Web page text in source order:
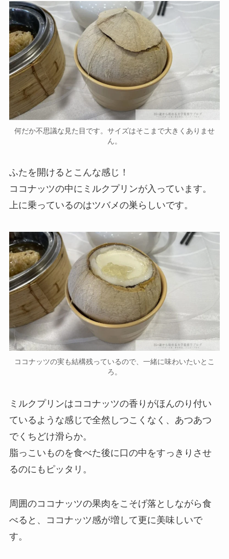
何だか不思議な見た目です。サイズはそこまで大きくありませ
ん。
ふたを開けるとこんな感じ！
ココナッツの中にミルクプリンが入っています。
上に乗っているのはツバメの巣らしいです。
ココナッツの実も結構残っているので、一緒に味わいたいとこ
ろ。
ミルクプリンはココナッツの香りがほんのり付い
ているような感じで全然しつこくなく、あつあつ
でくちどけ滑らか。
脂っこいものを食べた後に口の中をすっきりさせ
るのにもピッタリ。
周囲のココナッツの果肉をこそげ落としながら食
べると、ココナッツ感が増して更に美味しいで
す。